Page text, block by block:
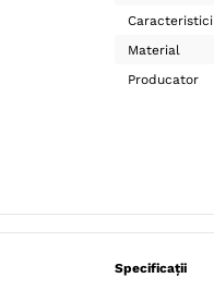
Caracteristici
Material
Producator
Specificații